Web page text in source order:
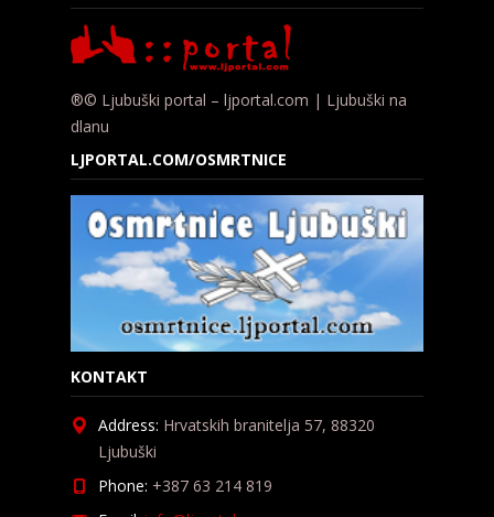
®© Ljubuški portal – ljportal.com | Ljubuški na
dlanu
LJPORTAL.COM/OSMRTNICE
KONTAKT
Address: Hrvatskih branitelja 57, 88320
Ljubuški
Phone: +387 63 214 819